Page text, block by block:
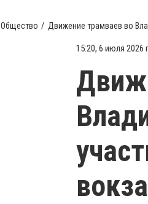
Общество Движение трамваев во
15:20, 6 июля 2026